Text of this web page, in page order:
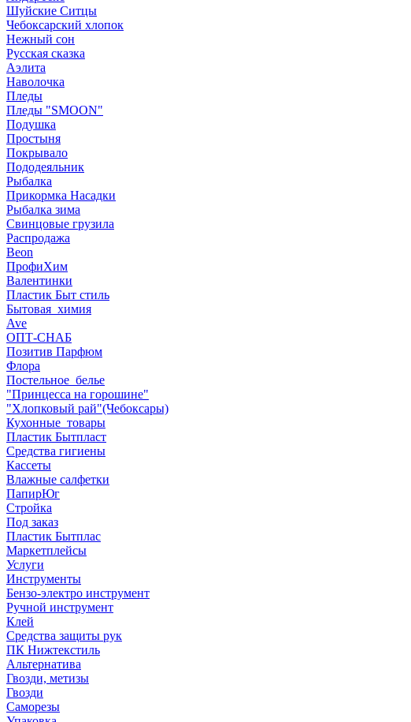
Шуйские Ситцы
Чебоксарский хлопок
Нежный сон
Русская сказка
Аэлита
Наволочка
Пледы
Пледы "SMOON"
Подушка
Простыня
Покрывало
Пододеяльник
Рыбалка
Прикормка Насадки
Рыбалка зима
Свинцовые грузила
Распродажа
Beon
ПрофиХим
Валентинки
Пластик Быт стиль
Бытовая_химия
Ave
ОПТ-СНАБ
Позитив Парфюм
Флора
Постельное_белье
"Принцесса на горошине"
"Хлопковый рай"(Чебоксары)
Кухонные_товары
Пластик Бытпласт
Средства гигиены
Кассеты
Влажные салфетки
ПапирЮг
Стройка
Под заказ
Пластик Бытплас
Маркетплейсы
Услуги
Инструменты
Бензо-электро инструмент
Ручной инструмент
Клей
Средства защиты рук
ПК Нижтекстиль
Альтернатива
Гвозди, метизы
Гвозди
Саморезы